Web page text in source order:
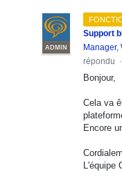
ADMIN
Support
Manager,
répondu
·
Bonjour,
Cela va
Encore
L'équipe